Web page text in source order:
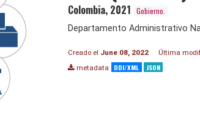
Colombia, 2021 Gobierno.
Departamento Administrativo
Creado el June 08, 2022 Última
metadata DDI/XML JSON